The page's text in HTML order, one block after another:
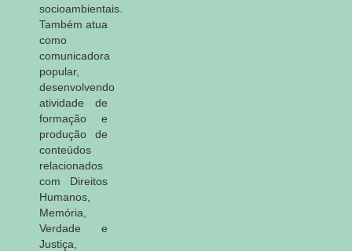
socioambientais.
Também atua
como
comunicadora
popular,
desenvolvendo
atividade de
formação e
produção de
conteúdos
relacionados
com Direitos
Humanos,
Memória,
Verdade e
Justiça,